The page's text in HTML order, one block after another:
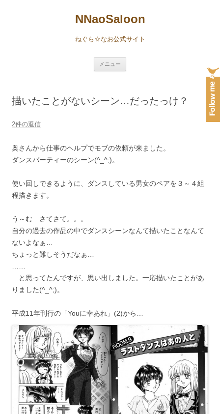
NNaoSaloon
ねぐら☆なお公式サイト
メニュー
ス
描いたことがないシーン…だったっけ？
2件の返信
奥さんから仕事のヘルプでモブの依頼が来ました。
ダンスパーティーのシーン(^_^;)。
使い回しできるように、ダンスしている男女のペアを３～４組
程描きます。
う～む…さてさて。。。
自分の過去の作品の中でダンスシーンなんて描いたことなんて
ないよなぁ…
ちょっと難しそうだなぁ…
…と思ってたんですが、思い出しました。一応描いたことがあ
りました(^_^;)。
平成11年刊行の「Youに幸あれ」(2)から…